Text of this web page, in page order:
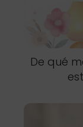
De qué